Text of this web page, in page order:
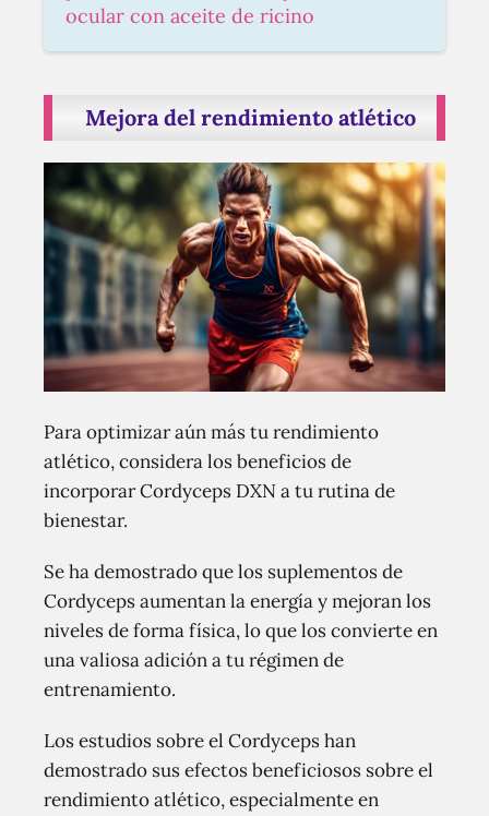
ocular con aceite de ricino
Mejora del rendimiento atlético
Para optimizar aún más tu rendimiento
atlético, considera los beneficios de
incorporar Cordyceps DXN a tu rutina de
bienestar.
Se ha demostrado que los suplementos de
Cordyceps aumentan la energía y mejoran los
niveles de forma física, lo que los convierte en
una valiosa adición a tu régimen de
entrenamiento.
Los estudios sobre el Cordyceps han
demostrado sus efectos beneficiosos sobre el
rendimiento atlético, especialmente en